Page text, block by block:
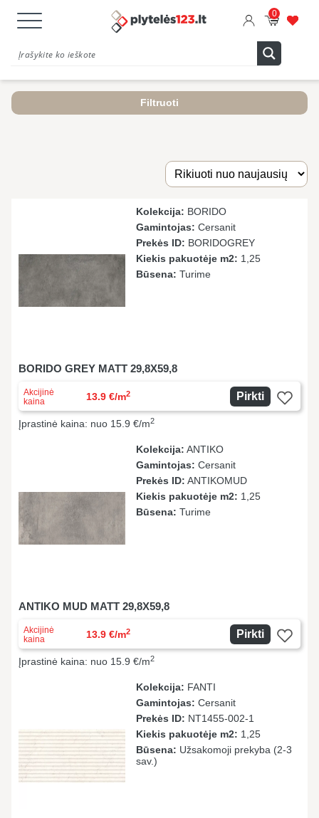
0
Filtruoti
Kolekcija: BORIDO
Gamintojas: Cersanit
Prekės ID: BORIDOGREY
Kiekis pakuotėje m2: 1,25
Būsena: Turime
BORIDO GREY MATT 29,8X59,8
Akcijinė
kaina
13.9 €/m2 Pirkti
Įprastinė kaina: nuo 15.9 €/m2
Kolekcija: ANTIKO
Gamintojas: Cersanit
Prekės ID: ANTIKOMUD
Kiekis pakuotėje m2: 1,25
Būsena: Turime
ANTIKO MUD MATT 29,8X59,8
Akcijinė
kaina
13.9 €/m2 Pirkti
Įprastinė kaina: nuo 15.9 €/m2
Kolekcija: FANTI
Gamintojas: Cersanit
Prekės ID: NT1455-002-1
Kiekis pakuotėje m2: 1,25
Būsena: Užsakomoji prekyba (2-3
sav.)